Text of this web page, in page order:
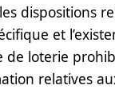
dispositions
et
de loterie
relatives